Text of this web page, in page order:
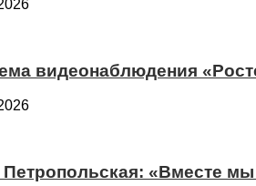
видеонаблюдения
Петропольская: «Вместе